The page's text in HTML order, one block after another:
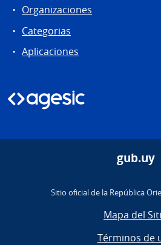
Organizaciones
Categorias
Aplicaciones
gub.uy
Sitio oficial de la República
Mapa del
Términos de